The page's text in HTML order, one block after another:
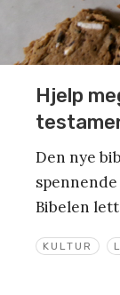
KULTUR
Hjelp
Den nye
Bibelen